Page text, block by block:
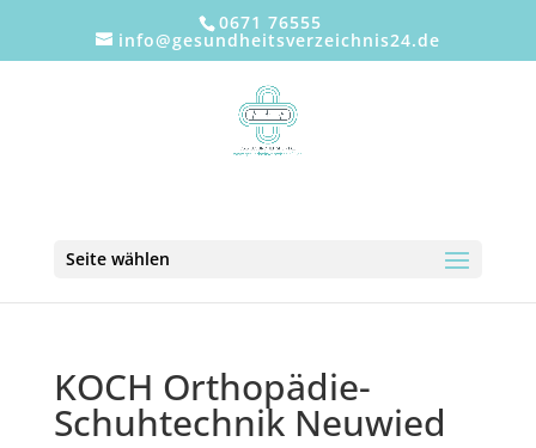
0671 76555
info@gesundheitsverzeichnis24.de
Seite wählen
KOCH Orthopädie-
Schuhtechnik Neuwied